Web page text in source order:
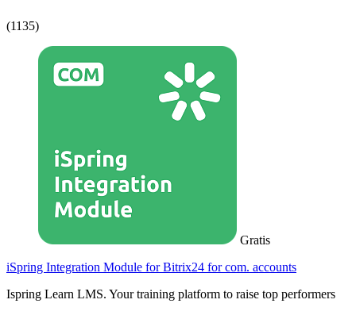
(1135)
Gratis
iSpring Integration Module for Bitrix24 for com. accounts
Ispring Learn LMS. Your training platform to raise top performers